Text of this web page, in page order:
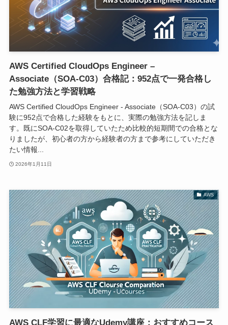
AWS Certified CloudOps Engineer –
Associate（SOA-C03）合格記：952点で一発合格し
た勉強方法と学習戦略
AWS Certified CloudOps Engineer - Associate（SOA-C03）の試
験に952点で合格した経験をもとに、実際の勉強方法を記しま
す。既にSOA-C02を取得していたため比較的短期間での合格とな
りましたが、初心者の方から経験者の方まで参考にしていただき
たい情報...
2026年1月11日
AWS
AWS CLF学習に最適なUdemy講座：おすすめコース